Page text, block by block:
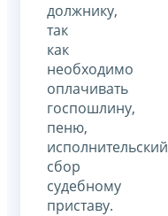
должнику,
так
как
необходимо
оплачивать
госпошлину,
пеню,
исполнительский
сбор
судебному
приставу.